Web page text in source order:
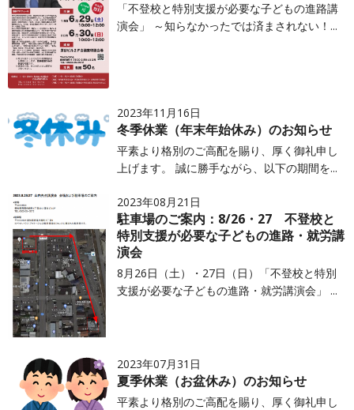
「不登校と特別支援が必要な子どもの進路講
演会」 ～知らなかったでは済まされない！...
2023年11月16日
冬季休業（年末年始休み）のお知らせ
平素より格別のご高配を賜り、厚く御礼申し
上げます。 誠に勝手ながら、以下の期間を...
2023年08月21日
駐車場のご案内：8/26・27 不登校と
特別支援が必要な子どもの進路・就労講
演会
8月26日（土）・27日（日）「不登校と特別
支援が必要な子どもの進路・就労講演会」 ...
2023年07月31日
夏季休業（お盆休み）のお知らせ
平素より格別のご高配を賜り、厚く御礼申し